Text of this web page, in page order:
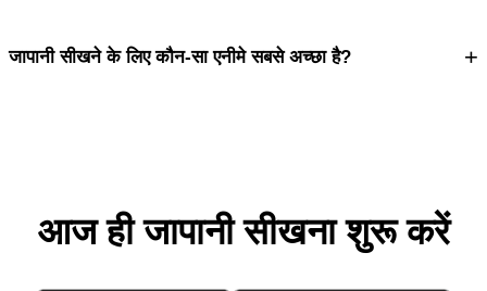
जापानी सीखने के लिए कौन-सा एनीमे सबसे अच्छा है? +
आज ही जापानी सीखना शुरू करें